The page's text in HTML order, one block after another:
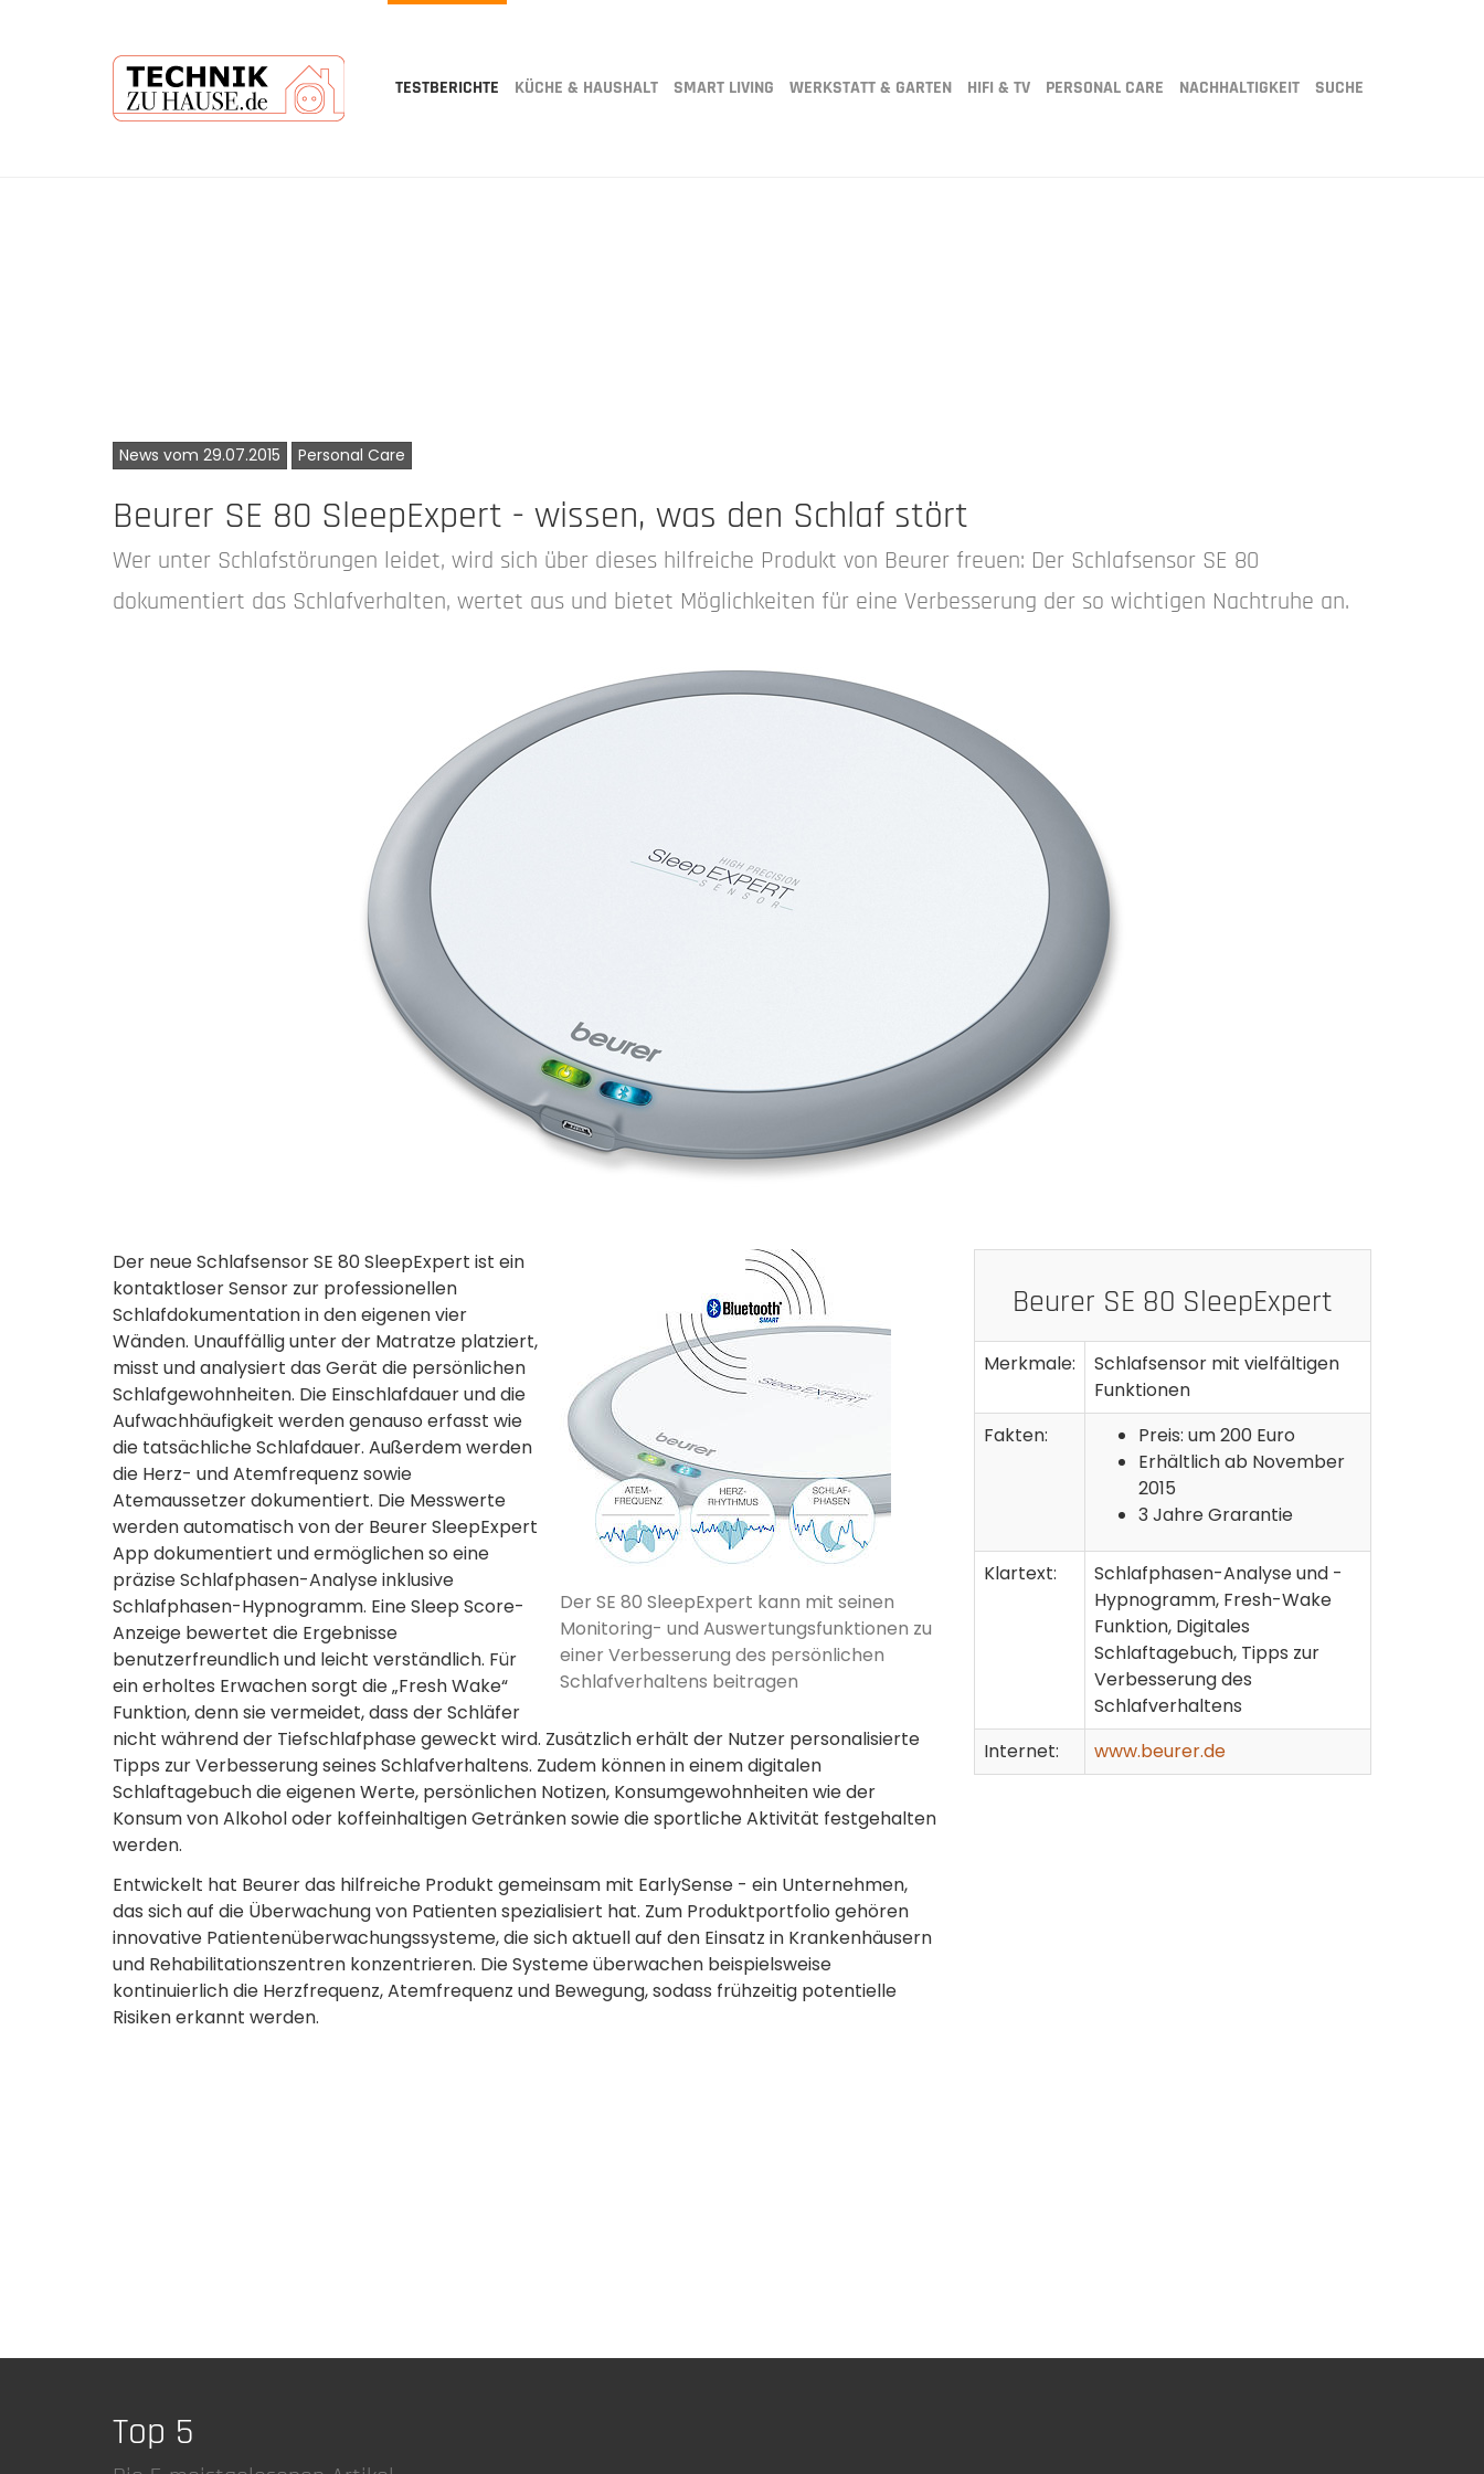
TESTBERICHTE KÜCHE & HAUSHALT SMART LIVING WERKSTATT & GARTEN HIFI & TV PERSONAL CARE NACHHALTIGKEIT SUCHE
News vom 29.07.2015 Personal Care
Beurer SE 80 SleepExpert - wissen, was den Schlaf stört
Wer unter Schlafstörungen leidet, wird sich über dieses hilfreiche Produkt von Beurer freuen: Der Schlafsensor SE 80
dokumentiert das Schlafverhalten, wertet aus und bietet Möglichkeiten für eine Verbesserung der so wichtigen Nachtruhe an.
Der SE 80 SleepExpert kann mit seinen
Monitoring- und Auswertungsfunktionen zu
einer Verbesserung des persönlichen
Schlafverhaltens beitragen
Der neue Schlafsensor SE 80 SleepExpert ist ein
kontaktloser Sensor zur professionellen
Schlafdokumentation in den eigenen vier
Wänden. Unauffällig unter der Matratze platziert,
misst und analysiert das Gerät die persönlichen
Schlafgewohnheiten. Die Einschlafdauer und die
Aufwachhäufigkeit werden genauso erfasst wie
die tatsächliche Schlafdauer. Außerdem werden
die Herz- und Atemfrequenz sowie
Atemaussetzer dokumentiert. Die Messwerte
werden automatisch von der Beurer SleepExpert
App dokumentiert und ermöglichen so eine
präzise Schlafphasen-Analyse inklusive
Schlafphasen-Hypnogramm. Eine Sleep Score-
Anzeige bewertet die Ergebnisse
benutzerfreundlich und leicht verständlich. Für
ein erholtes Erwachen sorgt die „Fresh Wake“
Funktion, denn sie vermeidet, dass der Schläfer
nicht während der Tiefschlafphase geweckt wird. Zusätzlich erhält der Nutzer personalisierte
Tipps zur Verbesserung seines Schlafverhaltens. Zudem können in einem digitalen
Schlaftagebuch die eigenen Werte, persönlichen Notizen, Konsumgewohnheiten wie der
Konsum von Alkohol oder koffeinhaltigen Getränken sowie die sportliche Aktivität festgehalten
werden.
Entwickelt hat Beurer das hilfreiche Produkt gemeinsam mit EarlySense - ein Unternehmen,
das sich auf die Überwachung von Patienten spezialisiert hat. Zum Produktportfolio gehören
innovative Patientenüberwachungssysteme, die sich aktuell auf den Einsatz in Krankenhäusern
und Rehabilitationszentren konzentrieren. Die Systeme überwachen beispielsweise
kontinuierlich die Herzfrequenz, Atemfrequenz und Bewegung, sodass frühzeitig potentielle
Risiken erkannt werden.
Beurer SE 80 SleepExpert
Merkmale:
Schlafsensor mit vielfältigen
Funktionen
Fakten:
Preis: um 200 Euro
Erhältlich ab November
2015
3 Jahre Grarantie
Klartext:
Schlafphasen-Analyse und -
Hypnogramm, Fresh-Wake
Funktion, Digitales
Schlaftagebuch, Tipps zur
Verbesserung des
Schlafverhaltens
Internet:
www.beurer.de
Top 5